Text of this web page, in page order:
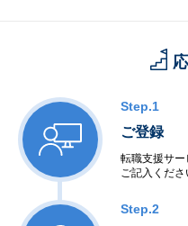
Step.1
ご登録
転職支援サ
ご記入くださ
Step.2